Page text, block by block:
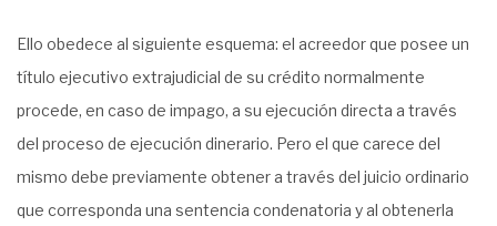
Ello obedece al siguiente esquema: el acreedor que posee un
título ejecutivo extrajudicial de su crédito normalmente
procede, en caso de impago, a su ejecución directa a través
del proceso de ejecución dinerario. Pero el que carece del
mismo debe previamente obtener a través del juicio ordinario
que corresponda una sentencia condenatoria y al obtenerla